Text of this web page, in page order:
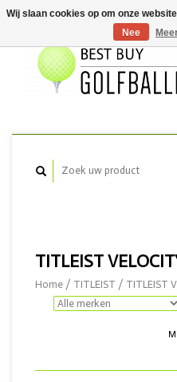
TITLEIST
Home / TITLEIST / TITLEIST
Wij slaan cookies op om onze
Nee